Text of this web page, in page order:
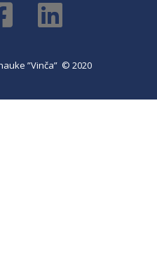
”Vinča” © 2020